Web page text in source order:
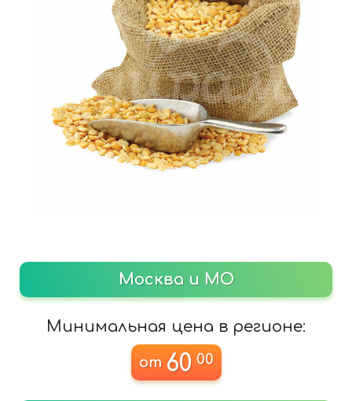
Москва и МО
Минимальная цена в регионе:
от 60 00